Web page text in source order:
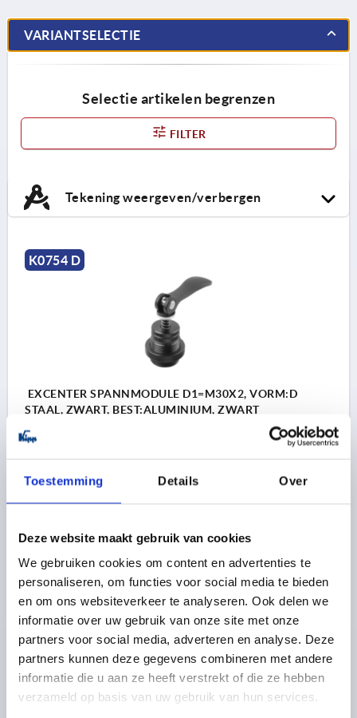
Toestemming Details Over
Deze website maakt gebruik van cookies
We gebruiken cookies om content en advertenties te
personaliseren, om functies voor social media te bieden
en om ons websiteverkeer te analyseren. Ook delen we
informatie over uw gebruik van onze site met onze
partners voor social media, adverteren en analyse. Deze
partners kunnen deze gegevens combineren met andere
informatie die u aan ze heeft verstrekt of die ze hebben
verzameld op basis van uw gebruik van hun services.
VARIANTSELECTIE
Selectie artikelen begrenzen
FILTER
Tekening weergeven/verbergen
K0754 D
EXCENTER SPANNMODULE D1=M30X2, VORM:D
STAAL, ZWART, BEST:ALUMINIUM, ZWART
GREEPLENGTE=70,4
H2=10
H3=25
PASSEND VOOR GLEUFBREEDTE=8
46,59 €
plus verzendkosten
DETAILS
PRODUCTGEGEVENS
CAD